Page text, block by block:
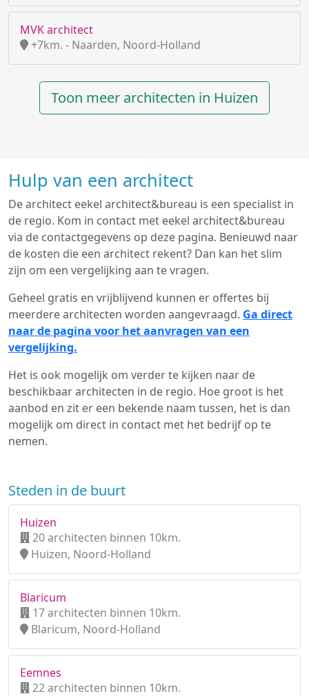
MVK architect
+7km. - Naarden, Noord-Holland
Toon meer architecten in Huizen
Hulp van een architect
De architect eekel architect&bureau is een specialist in
de regio. Kom in contact met eekel architect&bureau
via de contactgegevens op deze pagina. Benieuwd naar
de kosten die een architect rekent? Dan kan het slim
zijn om een vergelijking aan te vragen.
Geheel gratis en vrijblijvend kunnen er offertes bij
meerdere architecten worden aangevraagd. Ga direct
naar de pagina voor het aanvragen van een
vergelijking.
Het is ook mogelijk om verder te kijken naar de
beschikbaar architecten in de regio. Hoe groot is het
aanbod en zit er een bekende naam tussen, het is dan
mogelijk om direct in contact met het bedrijf op te
nemen.
Steden in de buurt
Huizen
20 architecten binnen 10km.
Huizen, Noord-Holland
Blaricum
17 architecten binnen 10km.
Blaricum, Noord-Holland
Eemnes
22 architecten binnen 10km.